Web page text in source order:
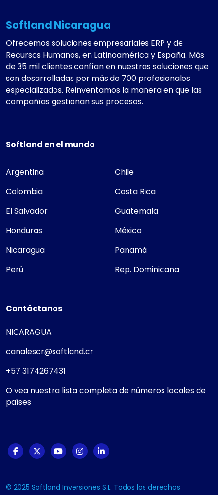
Softland Nicaragua
Ofrecemos soluciones empresariales ERP y de
Recursos Humanos, en Latinoamérica y España. Más
de 35 mil clientes confían en nuestras soluciones que
son desarrolladas por más de 700 profesionales
especializados. Reinventamos la manera en que las
compañías gestionan sus procesos.
Softland en el mundo
Argentina
Chile
Colombia
Costa Rica
El Salvador
Guatemala
Honduras
México
Nicaragua
Panamá
Perú
Rep. Dominicana
Contáctanos
NICARAGUA
canalescr@softland.cr
+57 3174267431
O vea nuestra lista completa de números locales de
países
© 2025 Softland Inversiones S.L. Todos los derechos